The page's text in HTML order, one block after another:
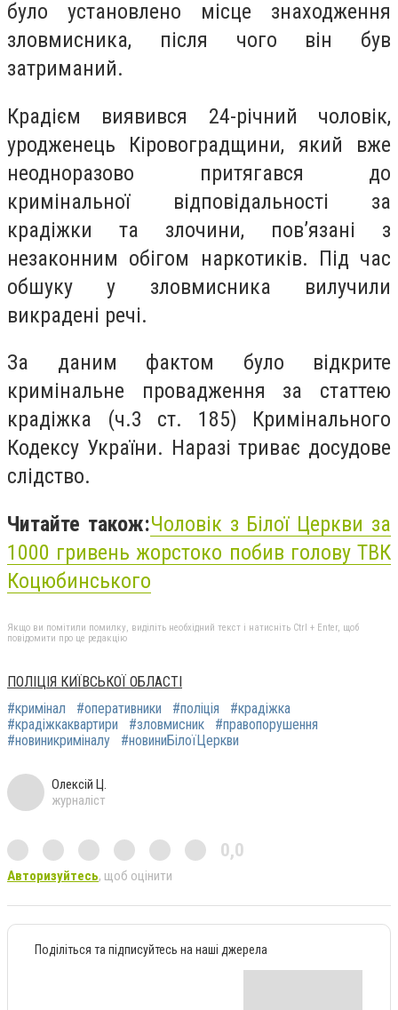
було установлено місце знаходження
зловмисника, після чого він був
затриманий.
Крадієм виявився 24-річний чоловік,
уродженець Кіровоградщини, який вже
неодноразово притягався до
кримінальної відповідальності за
крадіжки та злочини, пов’язані з
незаконним обігом наркотиків. Під час
обшуку у зловмисника вилучили
викрадені речі.
За даним фактом було відкрите
кримінальне провадження за статтею
крадіжка (ч.3 ст. 185) Кримінального
Кодексу України. Наразі триває досудове
слідство.
Читайте також:Чоловік з Білої Церкви за
1000 гривень жорстоко побив голову ТВК
Коцюбинського
Якщо ви помітили помилку, виділіть необхідний текст і натисніть Ctrl + Enter, щоб
повідомити про це редакцію
ПОЛІЦІЯ КИЇВСЬКОЇ ОБЛАСТІ
#кримінал
#оперативники #поліція
#крадіжка
#крадіжкаквартири
#зловмисник
#правопорушення
#новиникриміналу
#новиниБілоїЦеркви
Олексій Ц.
журналіст
0,0
Авторизуйтесь, щоб оцінити
Поділіться та підписуйтесь на наші джерела